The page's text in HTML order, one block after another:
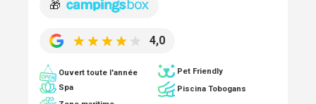
🎁
4,0
Ouvert toute l'année
Pet Friendly
Spa
Piscina Tobogans